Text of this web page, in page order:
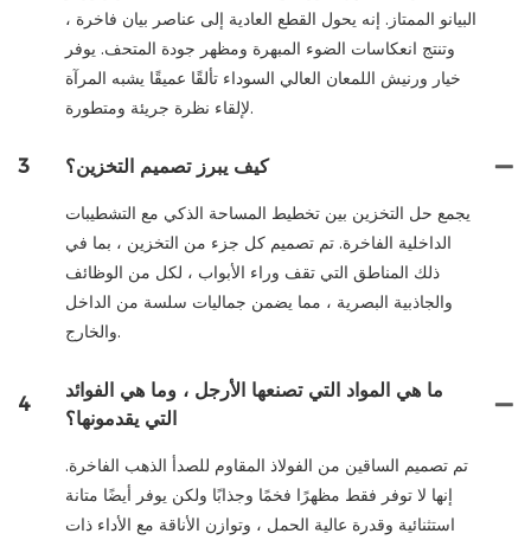
البيانو الممتاز. إنه يحول القطع العادية إلى عناصر بيان فاخرة ،
وتنتج انعكاسات الضوء المبهرة ومظهر جودة المتحف. يوفر
خيار ورنيش اللمعان العالي السوداء تألقًا عميقًا يشبه المرآة
لإلقاء نظرة جريئة ومتطورة.
3 كيف يبرز تصميم التخزين؟
يجمع حل التخزين بين تخطيط المساحة الذكي مع التشطيبات
الداخلية الفاخرة. تم تصميم كل جزء من التخزين ، بما في
ذلك المناطق التي تقف وراء الأبواب ، لكل من الوظائف
والجاذبية البصرية ، مما يضمن جماليات سلسة من الداخل
والخارج.
4
ما هي المواد التي تصنعها الأرجل ، وما هي الفوائد
التي يقدمونها؟
تم تصميم الساقين من الفولاذ المقاوم للصدأ الذهب الفاخرة.
إنها لا توفر فقط مظهرًا فخمًا وجذابًا ولكن يوفر أيضًا متانة
استثنائية وقدرة عالية الحمل ، وتوازن الأناقة مع الأداء ذات